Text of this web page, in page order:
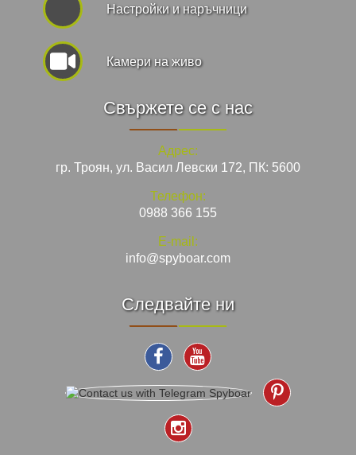
Hастройки и наръчници
Камери на живо
Свържете се с нас
Адрес:
гр. Троян, ул. Васил Левски 172, ПК: 5600
Телефон:
0988 366 155
E-mail:
info@spyboar.com
Следвайте ни